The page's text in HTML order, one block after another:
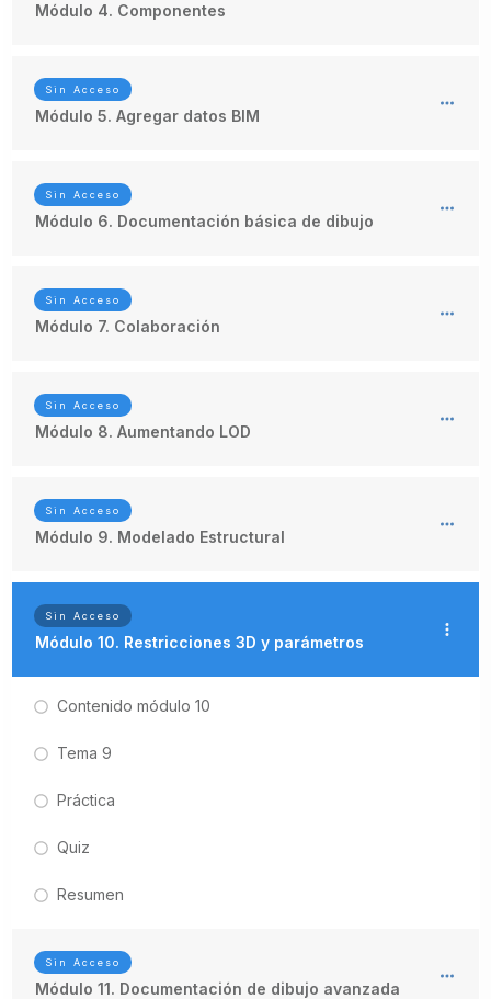
Módulo 4. Componentes
Sin Acceso
Módulo 5. Agregar datos BIM
Sin Acceso
Módulo 6. Documentación básica de dibujo
Sin Acceso
Módulo 7. Colaboración
Sin Acceso
Módulo 8. Aumentando LOD
Sin Acceso
Módulo 9. Modelado Estructural
Sin Acceso
Módulo 10. Restricciones 3D y parámetros
Contenido módulo 10
Tema 9
Práctica
Quiz
Resumen
Sin Acceso
Módulo 11. Documentación de dibujo avanzada